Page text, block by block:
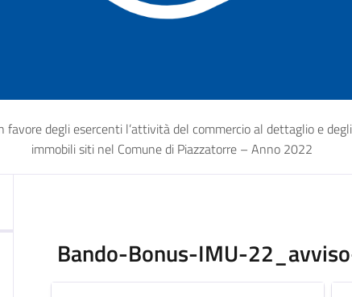
favore degli esercenti l’attività del commercio al dettaglio e
immobili siti nel Comune di Piazzatorre – Anno 2022
Bando-Bonus-IMU-